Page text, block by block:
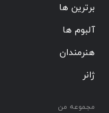
برترین ها
آلبوم ها
هنرمندان
ژانر
مجموعه من